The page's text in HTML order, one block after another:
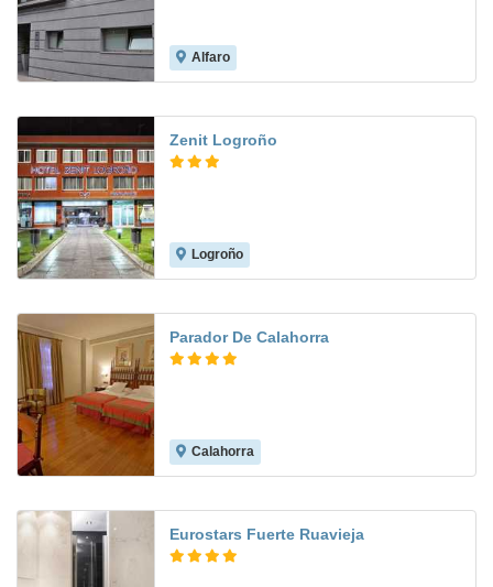
Alfaro
Zenit Logroño
Logroño
Parador De Calahorra
Calahorra
Eurostars Fuerte Ruavieja